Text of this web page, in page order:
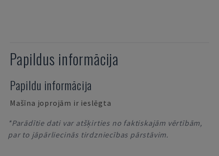
Papildus informācija
Papildu informācija
Mašīna joprojām ir ieslēgta
*Parādītie dati var atšķirties no faktiskajām vērtībām,
par to jāpārliecinās tirdzniecības pārstāvim.